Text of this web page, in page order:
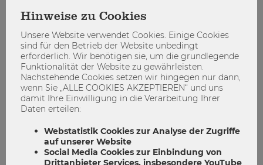
Einfachere Zuteilung von Kindern zu
ihrer Volksschule
Forschung Schule WU Matters
0 0
ENGAGIEREN
Hinweise zu Cookies
Unsere Website verwendet Cookies. Einige Cookies
sind für den Betrieb der Website unbedingt
erforderlich. Wir benötigen sie, um die grundlegende
Funktionalität der Website zu gewährleisten.
Nachstehende Cookies setzen wir hingegen nur dann,
wenn Sie „ALLE COOKIES AKZEPTIEREN“ und uns
damit Ihre Einwilligung in die Verarbeitung Ihrer
Daten erteilen:
Webstatistik Cookies zur Analyse der Zugriffe
auf unserer Website
Social Media Cookies zur Einbindung von
Drittanbieter Services, insbesondere YouTube